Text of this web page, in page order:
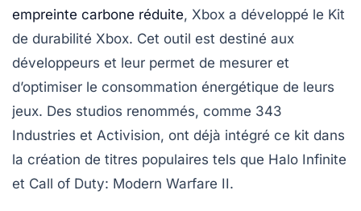
empreinte carbone réduite, Xbox a développé le Kit
de durabilité Xbox. Cet outil est destiné aux
développeurs et leur permet de mesurer et
d’optimiser le consommation énergétique de leurs
jeux. Des studios renommés, comme 343
Industries et Activision, ont déjà intégré ce kit dans
la création de titres populaires tels que Halo Infinite
et Call of Duty: Modern Warfare II.